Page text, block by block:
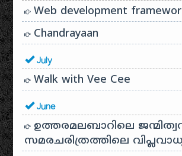
Web development
Chandrayaan
July
Walk with Vee Cee
June
ഉത്തരമലബാറിലെ
സമരചരിത്രത്തിലെ